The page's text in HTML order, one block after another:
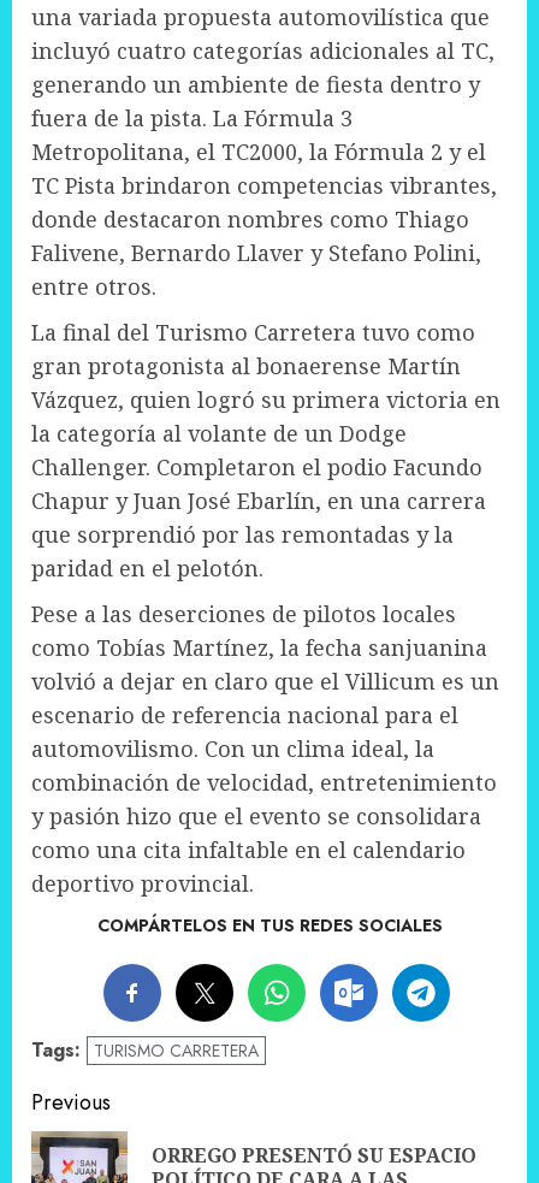
una variada propuesta automovilística que
incluyó cuatro categorías adicionales al TC,
generando un ambiente de fiesta dentro y
fuera de la pista. La Fórmula 3
Metropolitana, el TC2000, la Fórmula 2 y el
TC Pista brindaron competencias vibrantes,
donde destacaron nombres como Thiago
Falivene, Bernardo Llaver y Stefano Polini,
entre otros.
La final del Turismo Carretera tuvo como
gran protagonista al bonaerense Martín
Vázquez, quien logró su primera victoria en
la categoría al volante de un Dodge
Challenger. Completaron el podio Facundo
Chapur y Juan José Ebarlín, en una carrera
que sorprendió por las remontadas y la
paridad en el pelotón.
Pese a las deserciones de pilotos locales
como Tobías Martínez, la fecha sanjuanina
volvió a dejar en claro que el Villicum es un
escenario de referencia nacional para el
automovilismo. Con un clima ideal, la
combinación de velocidad, entretenimiento
y pasión hizo que el evento se consolidara
como una cita infaltable en el calendario
deportivo provincial.
COMPÁRTELOS EN TUS REDES SOCIALES
Tags: TURISMO CARRETERA
Post
navigation
Previous
ORREGO PRESENTÓ SU ESPACIO